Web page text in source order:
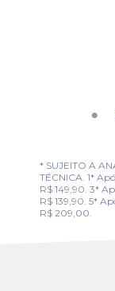
* SUJEITO A
TÉCNICA. 1*
R$ 149,90. 3*
R$ 139,90. 5*
R$ 209,00.